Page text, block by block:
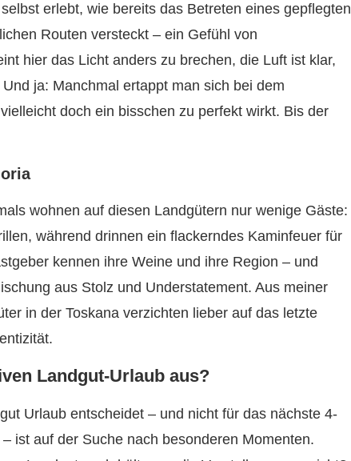
erlebt, wie bereits das Betreten eines gepflegten
Routen versteckt – ein Gefühl von
hier das Licht anders zu brechen, die Luft ist klar,
ja: Manchmal ertappt man sich bei dem
doch ein bisschen zu perfekt wirkt. Bis der
wohnen auf diesen Landgütern nur wenige Gäste:
während drinnen ein flackerndes Kaminfeuer für
kennen ihre Weine und ihre Region – und
aus Stolz und Understatement. Aus meiner
in der Toskana verzichten lieber auf das letzte
Landgut-Urlaub aus?
Urlaub entscheidet – und nicht für das nächste 4-
ist auf der Suche nach besonderen Momenten.